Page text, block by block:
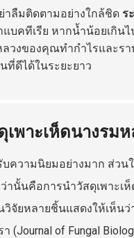
ลืมติดตามอย่างใกล้ชิด ร
บคทีเรีย หากน้ำน้อยเกิน
งของคุณทำกำไรและรา
ที่ดีได้ในระยะยาว
พาะเห็ดนางรม
ความนิยมอย่างมาก ส่ว
นั้นคือการนำวัสดุเพาะเ
จัยหลายชิ้นแสดงให้เห็น
(Journal of Fungal